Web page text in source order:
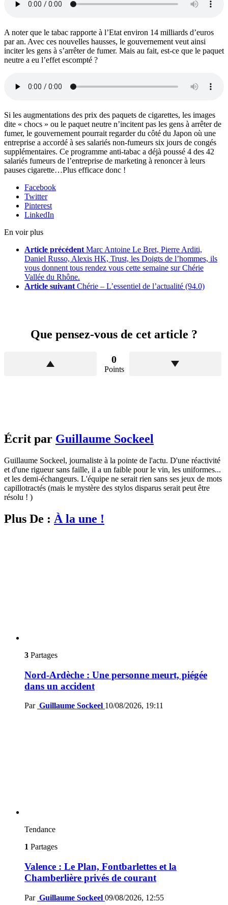
A noter que le tabac rapporte à l’Etat environ 14 milliards d’euros
par an. Avec ces nouvelles hausses, le gouvernement veut ainsi
inciter les gens à s’arrêter de fumer. Mais au fait, est-ce que le paquet
neutre a eu l’effet escompté ?
Si les augmentations des prix des paquets de cigarettes, les images
dite « chocs » ou le paquet neutre n’incitent pas les gens à arrêter de
fumer, le gouvernement pourrait regarder du côté du Japon où une
entreprise a accordé à ses salariés non-fumeurs six jours de congés
supplémentaires. Ce programme anti-tabac a déjà poussé 4 des 42
salariés fumeurs de l’entreprise de marketing à renoncer à leurs
pauses cigarette…Plus efficace donc !
Facebook
Twitter
Pinterest
LinkedIn
En voir plus
Article précédent Marc Antoine Le Bret, Pierre Arditi,
Daniel Russo, Alexis HK, Trust, les Doigts de l’hommes, ils
vous donnent tous rendez vous cette semaine sur Chérie
Vallée du Rhône.
Article suivant Chérie – L’essentiel de l’actualité (94.0)
Que pensez-vous de cet article ?
0
Points
Écrit par Guillaume Sockeel
Guillaume Sockeel, journaliste à la pointe de l'actu. D'une réactivité
et d'une rigueur sans faille, il a un faible pour le vin, les uniformes...
et les demi-échangeurs. L'équipe ne serait rien sans ses jeux de mots
capillotractés (mais le mystère des stylos disparus serait peut être
résolu ! )
Plus De : À la une !
3 Partages
Nord-Ardèche : Une personne meurt, piégée
dans un accident
Par Guillaume Sockeel 10/08/2026, 19:11
Tendance
1 Partages
Valence : Le Plan, Fontbarlettes et la
Chamberlière privés de courant
Par Guillaume Sockeel 09/08/2026, 12:55